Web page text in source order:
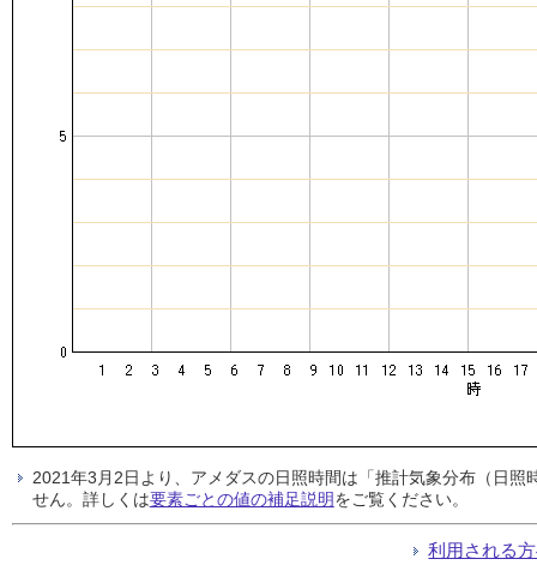
2021年3月2日より、アメダスの日照時間は「推計気象分布（日
せん。詳しくは要素ごとの値の補足説明をご覧ください。
利用される